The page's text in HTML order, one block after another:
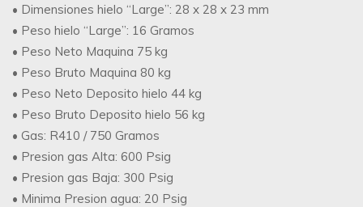
• Dimensiones hielo “Large”: 28 x 28 x 23 mm
• Peso hielo “Large”: 16 Gramos
• Peso Neto Maquina 75 kg
• Peso Bruto Maquina 80 kg
• Peso Neto Deposito hielo 44 kg
• Peso Bruto Deposito hielo 56 kg
• Gas: R410 / 750 Gramos
• Presion gas Alta: 600 Psig
• Presion gas Baja: 300 Psig
• Minima Presion agua: 20 Psig